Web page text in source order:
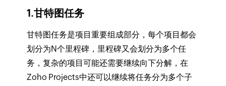
1.甘特图任务
甘特图任务是项目重要组成部分，每个项目都会
划分为N个里程碑，里程碑又会划分为多个任
务，复杂的项目可能还需要继续向下分解，在
Zoho Projects中还可以继续将任务分为多个子